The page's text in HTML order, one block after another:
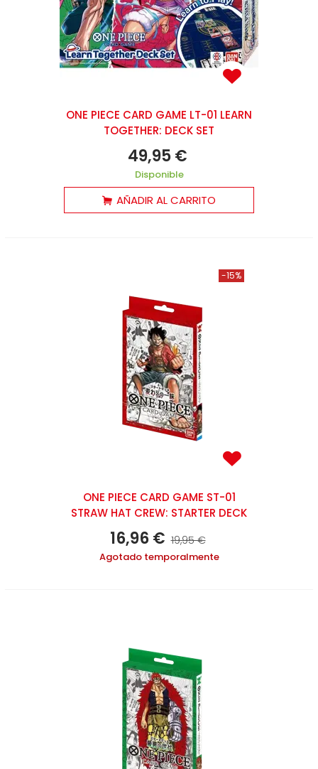
ONE PIECE CARD GAME LT-01 LEARN
TOGETHER: DECK SET
49,95 €
Disponible
AÑADIR AL CARRITO
-15%
ONE PIECE CARD GAME ST-01
STRAW HAT CREW: STARTER DECK
16,96 € 19,95 €
Agotado temporalmente